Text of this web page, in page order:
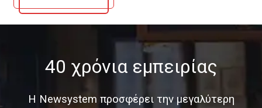
40 χρόνια εμπειρίας
Η Newsystem προσφέρει την μεγαλύτερη